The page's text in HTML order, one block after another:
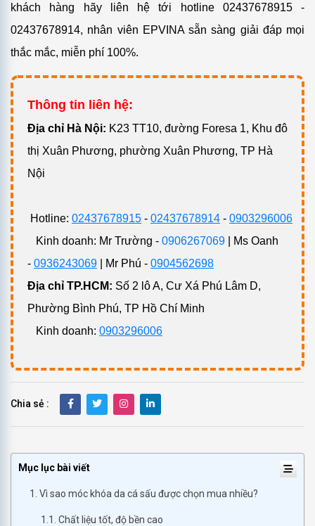
khách hàng hãy liên hệ tới hotline 02437678915 -
02437678914, nhân viên EPVINA sẵn sàng giải đáp mọi
thắc mắc, miễn phí 100%.
Thông tin liên hệ:
Địa chỉ Hà Nội: K23 TT10, đường Foresa 1, Khu đô
thị Xuân Phương, phường Xuân Phương, TP Hà
Nội
Hotline: 02437678915 - 02437678914 - 0903296006
Kinh doanh: Mr Trường - 0906267069 | Ms Oanh
- 0936243069 | Mr Phú - 0904562698
Địa chỉ TP.HCM: Số 2 lô A, Cư Xá Phú Lâm D,
Phường Bình Phú, TP Hồ Chí Minh
Kinh doanh: 0903296006
Chia sẻ :
Mục lục bài viết
1. Vì sao móc khóa da cá sấu được chọn mua nhiều?
1.1. Chất liệu tốt, độ bền cao